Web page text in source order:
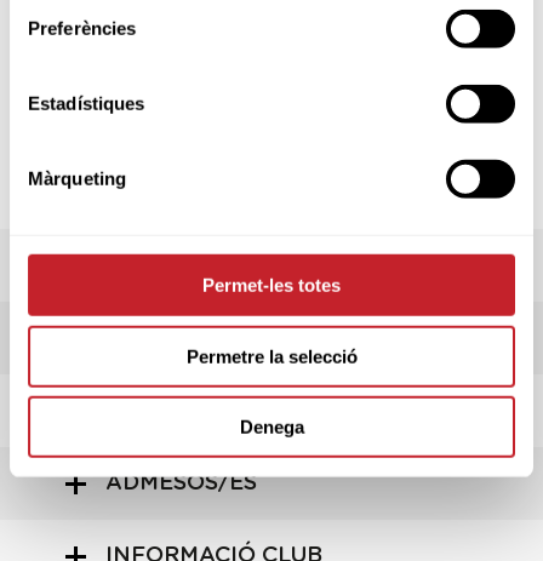
Preferències
Estadístiques
Màrqueting
Permet-les totes
Permetre la selecció
Denega
Boy/Girl i Cadets Masculí i Femení
Per a més informació segueixin al detall en
Informació adicional a la pestanya
ADMESOS/ES
INFORMACIÓ CLUB